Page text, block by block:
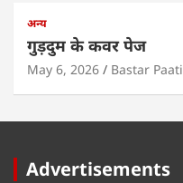
अन्य
गुड़दुम के कवर पेज
May 6, 2026 Bastar Paati
Advertisements